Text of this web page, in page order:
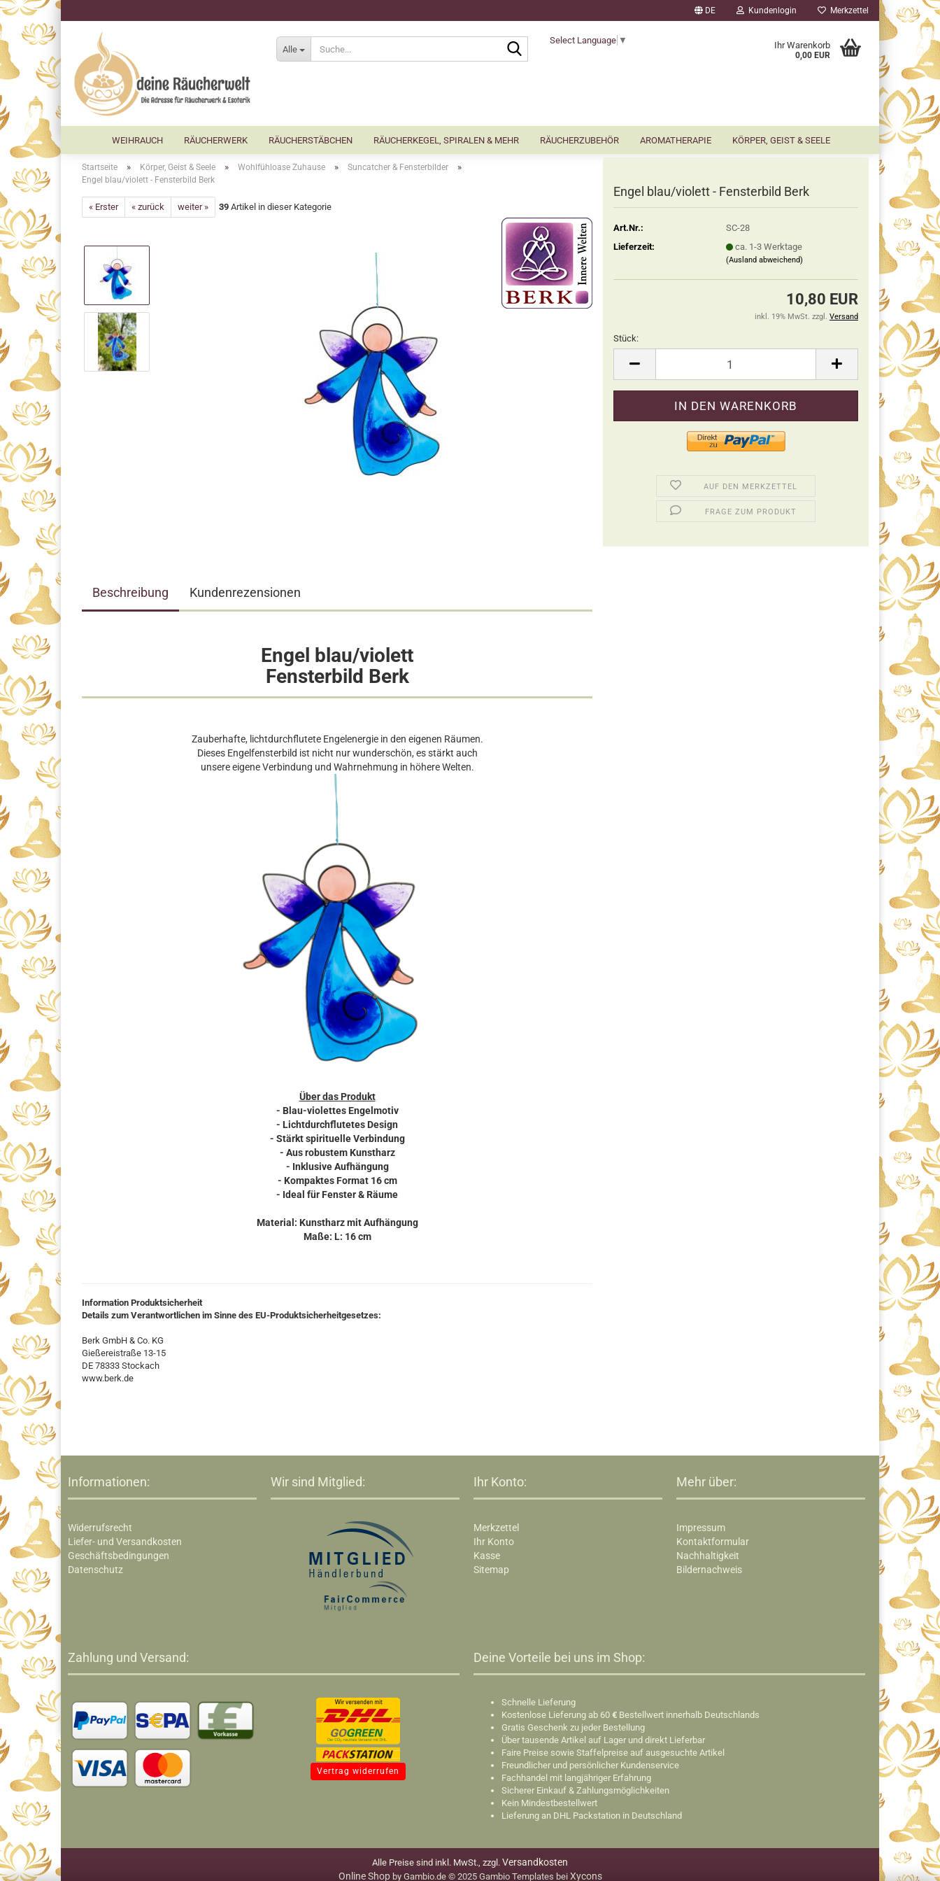
DE Kundenlogin Merkzettel
Alle
Suche...Select Language ▼ Ihr Warenkorb
0,00 EUR
WEIHRAUCH RÄUCHERWERK RÄUCHERSTÄBCHEN RÄUCHERKEGEL, SPIRALEN & MEHR RÄUCHERZUBEHÖR AROMATHERAPIE KÖRPER, GEIST & SEELE
Startseite » Körper, Geist & Seele » Wohlfühloase Zuhause » Suncatcher & Fensterbilder »
Engel blau/violett - Fensterbild Berk
« Erster « zurück weiter » 39 Artikel in dieser Kategorie
Engel blau/violett - Fensterbild Berk
Art.Nr.:
SC-28
Lieferzeit:
ca. 1-3 Werktage
(Ausland abweichend)
10,80 EUR
inkl. 19% MwSt. zzgl. Versand
Stück:
Stück
AUF DEN MERKZETTEL
FRAGE ZUM PRODUKT
Beschreibung Kundenrezensionen
Engel blau/violett
Fensterbild Berk
Zauberhafte, lichtdurchflutete Engelenergie in den eigenen Räumen.
Dieses Engelfensterbild ist nicht nur wunderschön, es stärkt auch
unsere eigene Verbindung und Wahrnehmung in höhere Welten.
Über das Produkt
- Blau-violettes Engelmotiv
- Lichtdurchflutetes Design
- Stärkt spirituelle Verbindung
- Aus robustem Kunstharz
- Inklusive Aufhängung
- Kompaktes Format 16 cm
- Ideal für Fenster & Räume
Material: Kunstharz mit Aufhängung
Maße: L: 16 cm
Information Produktsicherheit
Details zum Verantwortlichen im Sinne des EU-Produktsicherheitgesetzes:
Berk GmbH & Co. KG
Gießereistraße 13-15
DE 78333 Stockach
www.berk.de
Informationen:
Widerrufsrecht
Liefer- und Versandkosten
Geschäftsbedingungen
Datenschutz
Wir sind Mitglied: Ihr Konto:
Merkzettel
Ihr Konto
Kasse
Sitemap
Mehr über:
Impressum
Kontaktformular
Nachhaltigkeit
Bildernachweis
Zahlung und Versand:
Vertrag widerrufen
Deine Vorteile bei uns im Shop:​
Schnelle Lieferung
Kostenlose Lieferung ab 60 € Bestellwert innerhalb Deutschlands
Gratis Geschenk zu jeder Bestellung
Über tausende Artikel auf Lager und direkt Lieferbar
Faire Preise sowie Staffelpreise auf ausgesuchte Artikel
Freundlicher und persönlicher Kundenservice
Fachhandel mit langjähriger Erfahrung
Sicherer Einkauf & Zahlungsmöglichkeiten
Kein Mindestbestellwert
Lieferung an DHL Packstation in Deutschland
Alle Preise sind inkl. MwSt., zzgl. Versandkosten
Online Shopby Gambio.de © 2025 Gambio Templates bei Xycons